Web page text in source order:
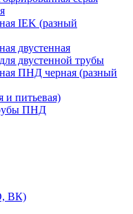
IEK (разный
двустенная
двустенной трубы
ПНД черная (разный
и питьевая)
ПНД
ВК)